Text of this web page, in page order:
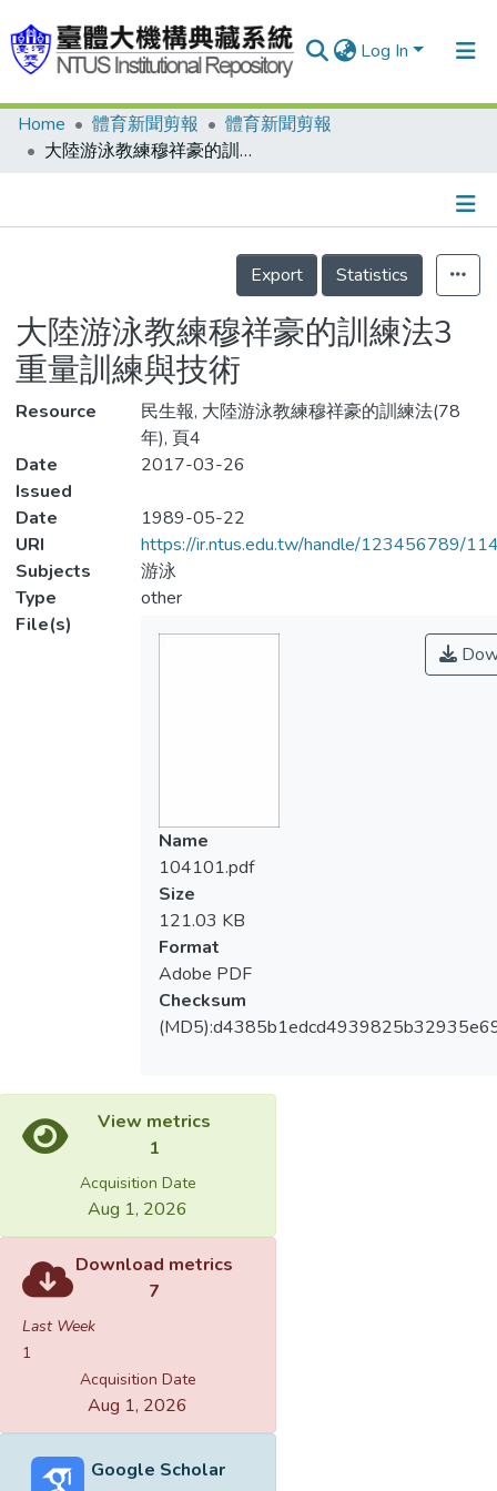
Log In
Communities & Collections
Statistics
Home 體育新聞剪報
體育新聞剪報
大陸游泳教練穆祥豪的訓練法3 重量訓練與技術
Details
Export
Statistics
大陸游泳教練穆祥豪的訓練法3
重量訓練與技術
Resource
民生報, 大陸游泳教練穆祥豪的訓練法(78
年), 頁4
Date
Issued
2017-03-26
Date
1989-05-22
URI
https://ir.ntus.edu.tw/handle/123456789/
Subjects
游泳
Type
other
File(s)
Name
104101.pdf
Size
121.03 KB
Format
Adobe PDF
Checksum
View metrics
1
Acquisition Date
Aug 1, 2026
Download metrics
7
Last Week
1
Acquisition Date
Aug 1, 2026
Google Scholar